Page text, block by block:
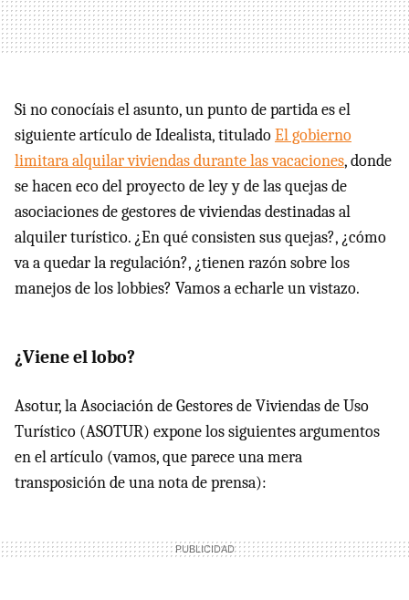
Si no conocíais el asunto, un punto de partida es el
siguiente artículo de Idealista, tituladoEl gobierno
limitara alquilar viviendas durante las vacaciones, donde
se hacen eco del proyecto de ley y de las quejas de
asociaciones de gestores de viviendas destinadas al
alquiler turístico. ¿En qué consisten sus quejas?, ¿cómo
va a quedar la regulación?, ¿tienen razón sobre los
manejos de los lobbies? Vamos a echarle un vistazo.
¿Viene el lobo?
Asotur, la Asociación de Gestores de Viviendas de Uso
Turístico (ASOTUR) expone los siguientes argumentos
en el artículo (vamos, que parece una mera
transposición de una nota de prensa):